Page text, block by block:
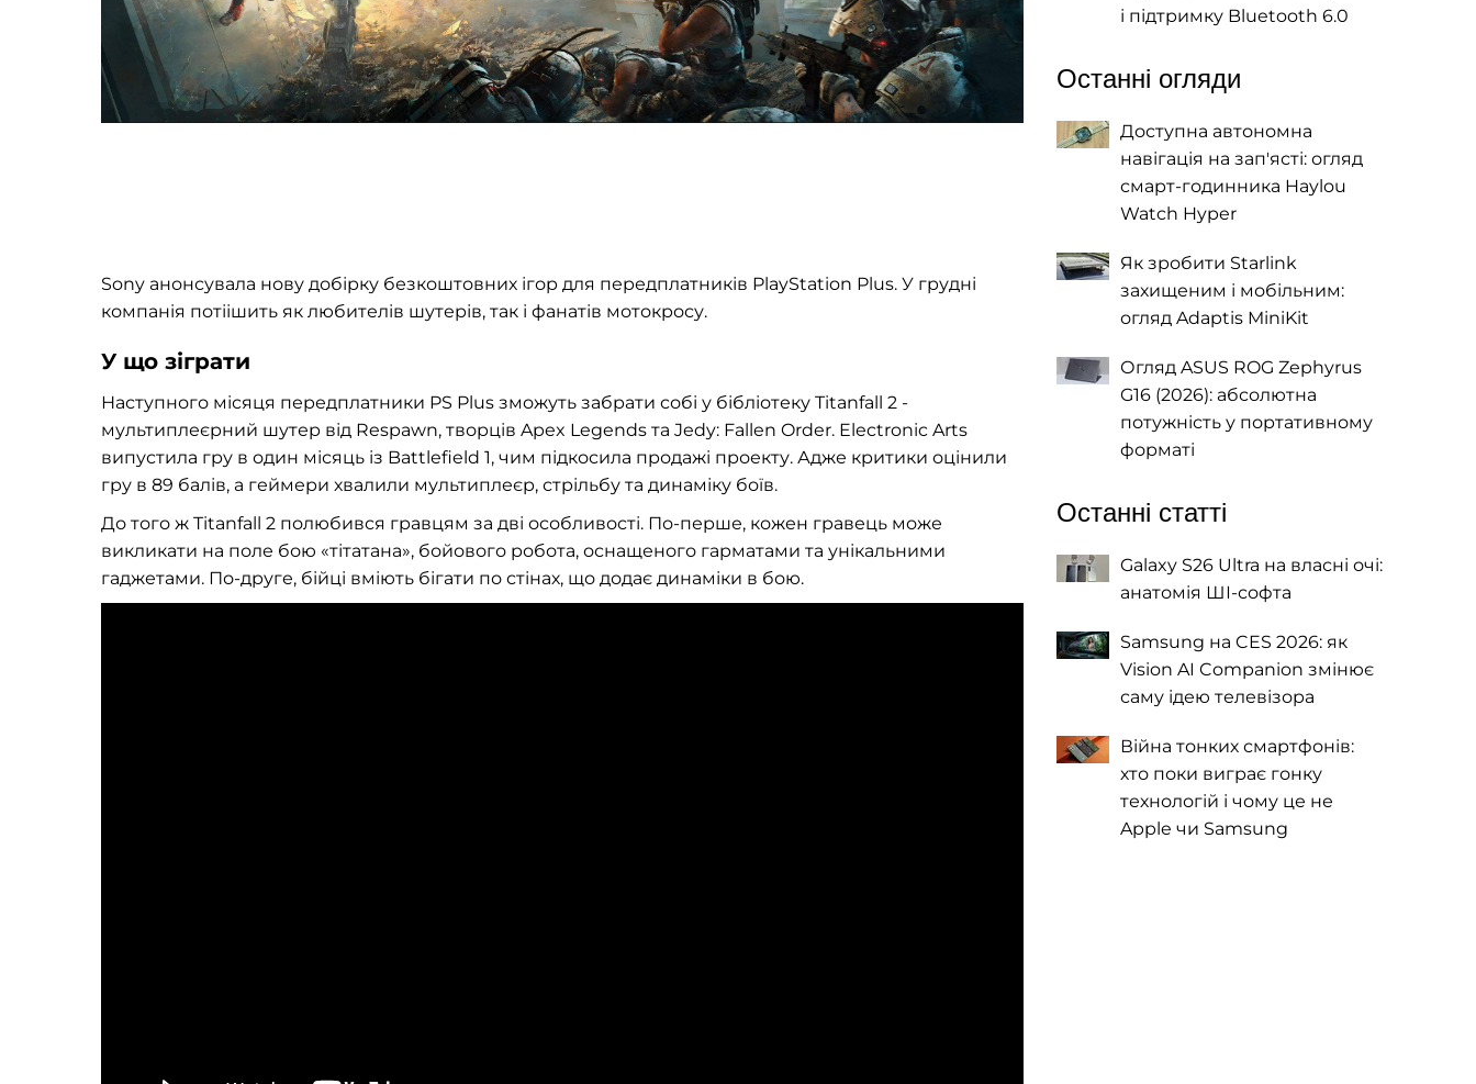
Sony анонсувала нову добірку безкоштовних ігор для передплатників PlayStation Plus. У грудні
компанія потіішить як любителів шутерів, так і фанатів мотокросу.
У що зіграти
Наступного місяця передплатники PS Plus зможуть забрати собі у бібліотеку Titanfall 2 -
мультиплеєрний шутер від Respawn, творців Apex Legends та Jedy: Fallen Order. Electronic Arts
випустила гру в один місяць із Battlefield 1, чим підкосила продажі проекту. Адже критики оцінили
гру в 89 балів, а геймери хвалили мультиплеєр, стрільбу та динаміку боїв.
До того ж Titanfall 2 полюбився гравцям за дві особливості. По-перше, кожен гравець може
викликати на поле бою «тітатана», бойового робота, оснащеного гарматами та унікальними
гаджетами. По-друге, бійці вміють бігати по стінах, що додає динаміки в бою.
і підтримку Bluetooth 6.0
Останні огляди
Доступна автономна
навігація на зап'ясті: огляд
смарт-годинника Haylou
Watch Hyper
Як зробити Starlink
захищеним і мобільним:
огляд Adaptis MiniKit
Огляд ASUS ROG Zephyrus
G16 (2026): абсолютна
потужність у портативному
форматі
Останні статті
Galaxy S26 Ultra на власні очі:
анатомія ШІ-софта
Samsung на CES 2026: як
Vision AI Companion змінює
саму ідею телевізора
Війна тонких смартфонів:
хто поки виграє гонку
технологій і чому це не
Apple чи Samsung